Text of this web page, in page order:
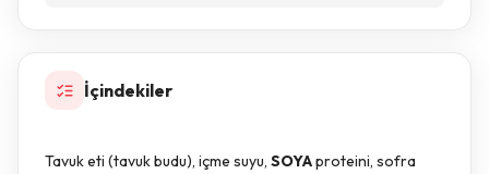
İçindekiler
Tavuk eti (tavuk budu), içme suyu, SOYAproteini, sofra